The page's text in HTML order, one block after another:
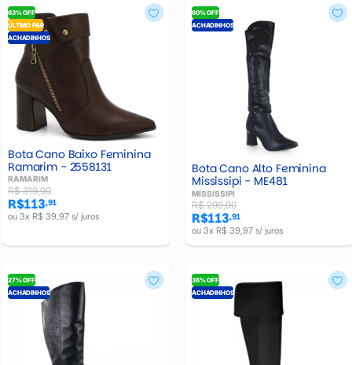
63% OFF
ÚLTIMO PAR
ACHADINHOS
Bota Cano Baixo Feminina
Ramarim - 2558131
RAMARIM
R$ 319,90
R$113,91
ou 3x R$ 39,97 s/ juros
60% OFF
ACHADINHOS
Bota Cano Alto Feminina
Mississipi - ME481
MISSISSIPI
R$ 299,90
R$113,91
ou 3x R$ 39,97 s/ juros
27% OFF
ACHADINHOS
36% OFF
ACHADINHOS